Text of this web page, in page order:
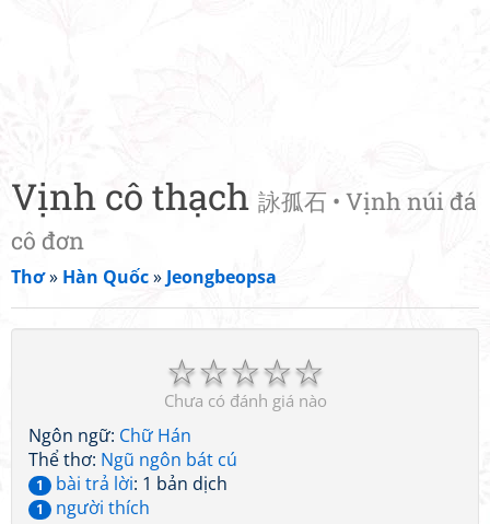
Vịnh cô thạch 詠孤石 • Vịnh núi đá
cô đơn
Thơ» Hàn Quốc» Jeongbeopsa
☆
☆
☆
☆
☆
Chưa có đánh giá nào
Ngôn ngữ: Chữ Hán
Thể thơ: Ngũ ngôn bát cú
1 bài trả lời: 1 bản dịch
1
người thích